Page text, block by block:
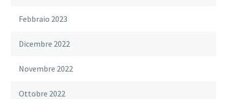
Febbraio 2023
Dicembre 2022
Novembre 2022
Ottobre 2022